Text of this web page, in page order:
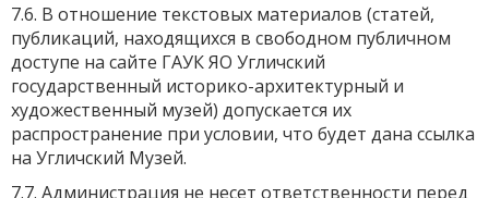
7.6. В отношение текстовых материалов (статей,
публикаций, находящихся в свободном публичном
доступе на сайте ГАУК ЯО Угличский
государственный историко-архитектурный и
художественный музей) допускается их
распространение при условии, что будет дана ссылка
на Угличский Музей.
7.7. Администрация не несет ответственности перед